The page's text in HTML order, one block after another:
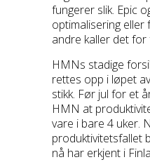
fungerer slik. Epic
optimalisering eller
andre kaller det for
HMNs stadige
rettes opp i løpet
stikk. Før jul for et
HMN at
vare i bare 4 uker.
produktivitetsfallet
nå har erkjent i